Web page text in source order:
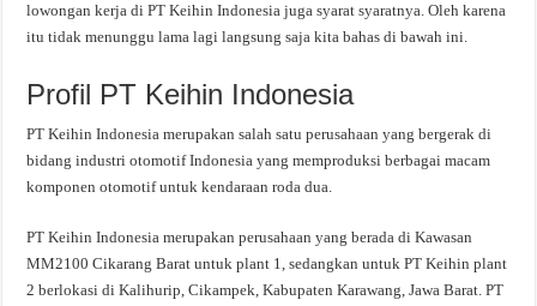
lowongan kerja di PT Keihin Indonesia juga syarat syaratnya. Oleh karena
itu tidak menunggu lama lagi langsung saja kita bahas di bawah ini.
Profil PT Keihin Indonesia
PT Keihin Indonesia merupakan salah satu perusahaan yang bergerak di
bidang industri otomotif Indonesia yang memproduksi berbagai macam
komponen otomotif untuk kendaraan roda dua.
PT Keihin Indonesia merupakan perusahaan yang berada di Kawasan
MM2100 Cikarang Barat untuk plant 1, sedangkan untuk PT Keihin plant
2 berlokasi di Kalihurip, Cikampek, Kabupaten Karawang, Jawa Barat. PT